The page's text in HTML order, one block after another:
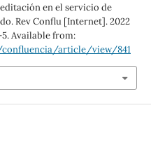
en el servicio de
Rev Conflu [Internet]. 2022
5. Available from:
article/view/841